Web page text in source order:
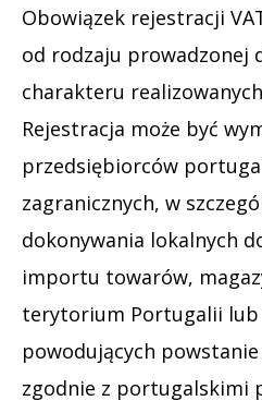
Obowiązek rejestracji
od rodzaju prowadzonej
charakteru
Rejestracja może być
przedsiębiorców
zagranicznych, w
dokonywania lokalnych
importu towarów,
terytorium Portugalii lub
powodujących
zgodnie z portugalskimi